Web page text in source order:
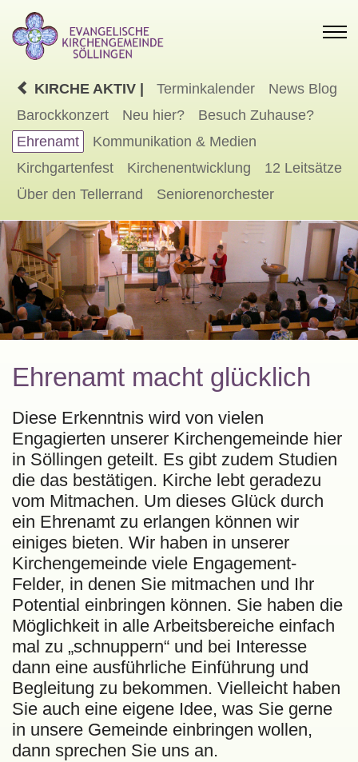
KIRCHE AKTIV | Terminkalender
News Blog
Barockkonzert
Neu hier?
Besuch Zuhause?
Ehrenamt
Kommunikation & Medien
Kirchgartenfest
Kirchenentwicklung
12 Leitsätze
Über den Tellerrand
Seniorenorchester
Ehrenamt macht glücklich
Diese Erkenntnis wird von vielen
Engagierten unserer Kirchengemeinde hier
in Söllingen geteilt. Es gibt zudem Studien
die das bestätigen. Kirche lebt geradezu
vom Mitmachen. Um dieses Glück durch
ein Ehrenamt zu erlangen können wir
einiges bieten. Wir haben in unserer
Kirchengemeinde viele Engagement-
Felder, in denen Sie mitmachen und Ihr
Potential einbringen können. Sie haben die
Möglichkeit in alle Arbeitsbereiche einfach
mal zu „schnuppern“ und bei Interesse
dann eine ausführliche Einführung und
Begleitung zu bekommen. Vielleicht haben
Sie auch eine eigene Idee, was Sie gerne
in unsere Gemeinde einbringen wollen,
dann sprechen Sie uns an.